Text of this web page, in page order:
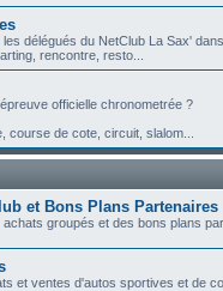
délégués du NetClub La Sax'
rencontre, resto...
officielle chronometrée ?
course de cote, circuit, slalom...
et Bons Plans Partenaires
groupés et des bons plans
et ventes d'autos sportives et de